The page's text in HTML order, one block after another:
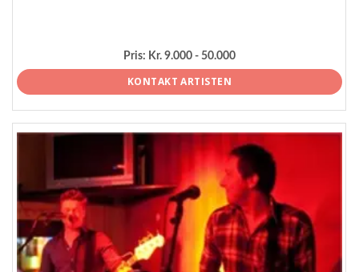
Pris: Kr. 9.000 - 50.000
KONTAKT ARTISTEN